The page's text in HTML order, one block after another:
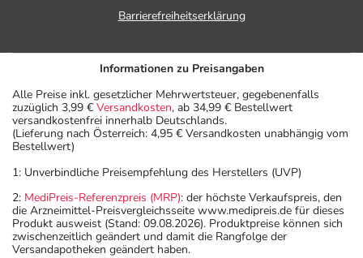
Barrierefreiheitserklärung
Informationen zu Preisangaben
Alle Preise inkl. gesetzlicher Mehrwertsteuer, gegebenenfalls
zuzüglich 3,99 € Versandkosten, ab 34,99 € Bestellwert
versandkostenfrei innerhalb Deutschlands.
(Lieferung nach Österreich: 4,95 € Versandkosten unabhängig vom
Bestellwert)
1: Unverbindliche Preisempfehlung des Herstellers (UVP)
2: MediPreis-Referenzpreis (MRP): der höchste Verkaufspreis, den
die Arzneimittel-Preisvergleichsseite www.medipreis.de für dieses
Produkt ausweist (Stand: 09.08.2026). Produktpreise können sich
zwischenzeitlich geändert und damit die Rangfolge der
Versandapotheken geändert haben.